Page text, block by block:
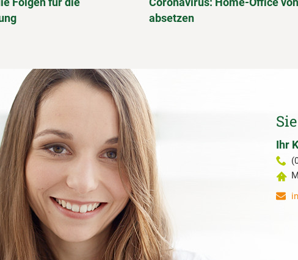
absetzen
Ihr